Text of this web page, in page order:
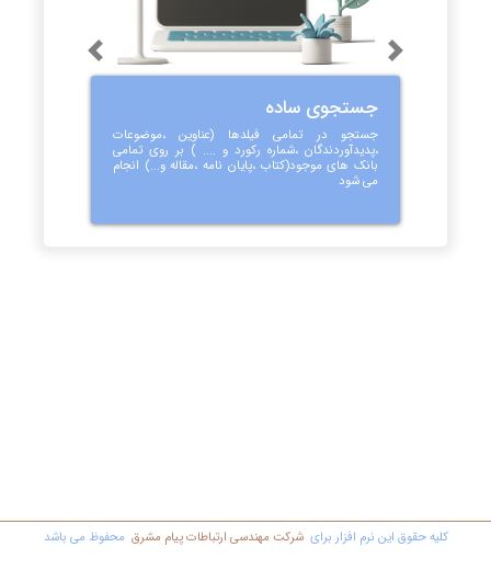
جستجوی ساده
جستجو در تمامی فیلدها (عناوین ،موضوعات
،پدیدآوردندگان ،شماره رکورد و .... ) بر روی تمامی
بانک های موجود(کتاب ،پایان نامه ،مقاله و...) انجام
می شود
Previous Next
کليه حقوق اين نرم افزار برای شرکت مهندسي ارتباطات پیام مشرق محفوظ مي باشد